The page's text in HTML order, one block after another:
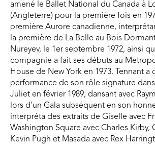
amené le Ballet National du Canada à
(Angleterre) pour la première fois en
première Aurore canadienne,
la première de La Belle au Bois
Nureyev, le 1er septembre 1972, ainsi
compagnie a fait ses débuts au
House de New York en 1973. Tennant a
performance de son rôle signature
Juliet en février 1989, dansant avec
lors d’un Gala subséquent en son
interpréta des extraits de Giselle avec
Washington Square avec Charles Kirby,
Kevin Pugh et Masada avec Rex